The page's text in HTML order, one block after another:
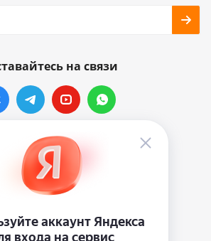
на связи
Наши контакты
info@vinylmarkt.ru